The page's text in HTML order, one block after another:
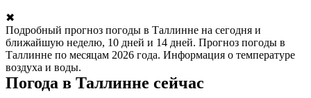
✖
Подробный прогноз погоды в Таллинне на сегодня и
ближайшую неделю, 10 дней и 14 дней. Прогноз погоды в
Таллинне по месяцам 2026 года. Информация о температуре
воздуха и воды.
Погода в Таллинне сейчас